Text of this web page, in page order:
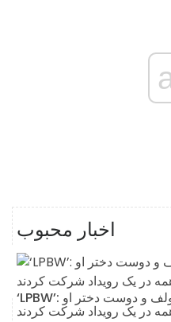
اخبار محبوب
‘LPBW’: امی رولف و نامزدش و مت رولف و دوست دختر او
در یک رویداد شرکت کردند